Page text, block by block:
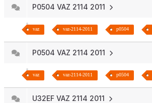
P0504 VAZ 2114 2011
vaz vaz-2114-2011 p0504
P0504 VAZ 2114 2011
vaz vaz-2114-2011 p0504
U32EF VAZ 2114 2011